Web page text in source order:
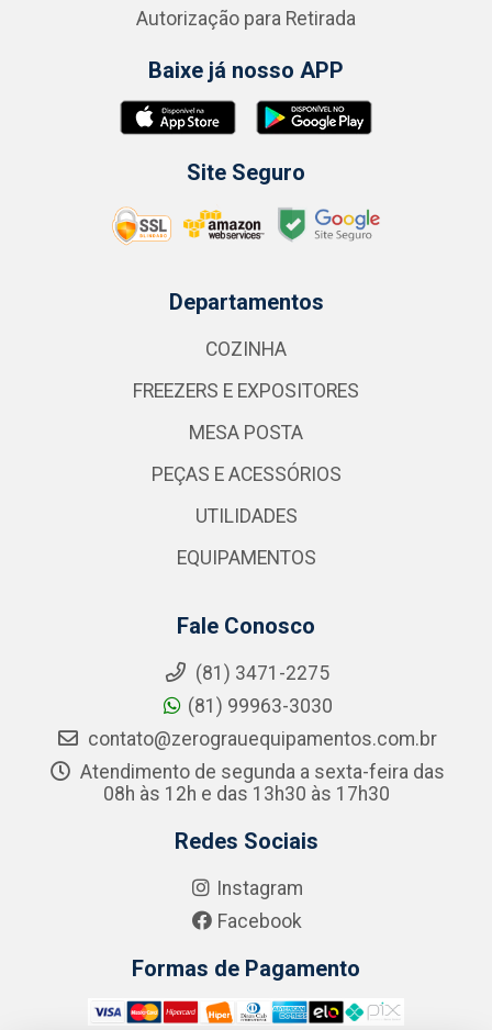
Autorização para Retirada
Baixe já nosso APP
Site Seguro
Departamentos
COZINHA
FREEZERS E EXPOSITORES
MESA POSTA
PEÇAS E ACESSÓRIOS
UTILIDADES
EQUIPAMENTOS
Fale Conosco
(81) 3471-2275
(81) 99963-3030
contato@zerograuequipamentos.com.br
Atendimento de segunda a sexta-feira das
08h às 12h e das 13h30 às 17h30
Redes Sociais
Instagram
Facebook
Formas de Pagamento